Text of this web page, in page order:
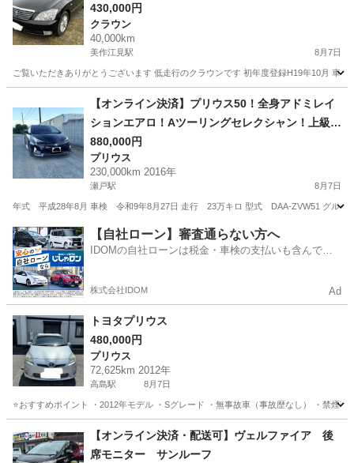
430,000円
クラウン
40,000km
美作江見駅 8月7日
ご覧いただきありがとうございます 低走行のクラウンです 初年度登録H19年10月 車
美作江見駅 クラウン クラウンロイヤル
【オンライン決済】プリウス50！全身アドミレイ
ションエアロ！Aツーリングセレクシャン！上級グ
レード
880,000円
プリウス
230,000km 2016年
瀬戸駅 8月7日
年式 平成28年8月 車検 令和9年8月27日 走行 23万キロ 型式 DAA-ZVW51 グルー
岡山 赤磐市 瀬戸駅 プリウス
【自社ローン】審査通らない方へ
IDOMの自社ローンは税金・車検の支払いも含んでい
株式会社IDOM Ad
トヨタプリウス
480,000円
プリウス
72,625km 2012年
高島駅 8月7日
⭐️おすすめポイント ・2012年モデル ・Sグレード ・無事故車（事故歴なし） ・禁煙
高島駅 プリウス トヨタプリウス
【オンライン決済・配送可】ヴェルファイア 後
席モニター サンルーフ